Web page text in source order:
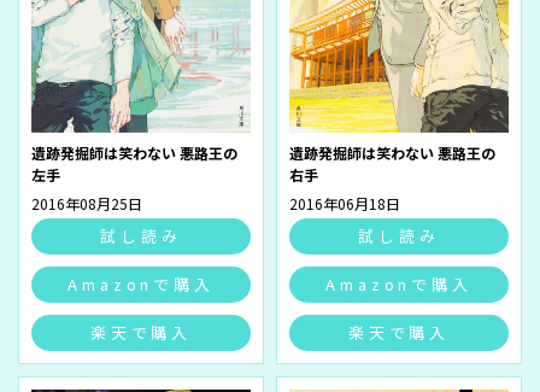
遺跡発掘師は笑わない 悪路王の
左手
2016年08月25日
試し読み
Amazonで購入
楽天で購入
遺跡発掘師は笑わない 悪路王の
右手
2016年06月18日
試し読み
Amazonで購入
楽天で購入